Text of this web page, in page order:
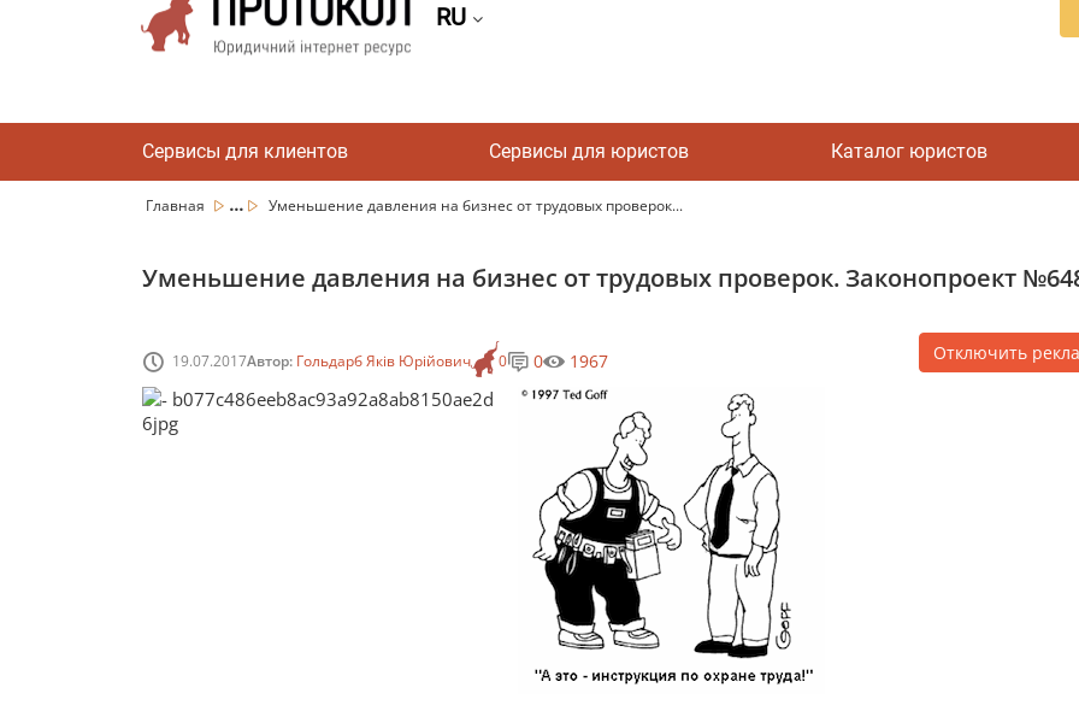
RU
Сервисы для клиентов Сервисы для юристов Каталог юристов
Главная ... Уменьшение давления на бизнес от трудовых проверок...
Уменьшение давления на бизнес от трудовых проверок. Законопроект
19.07.2017Автор: Гольдарб Яків Юрійович 0 0 1967 Отключить